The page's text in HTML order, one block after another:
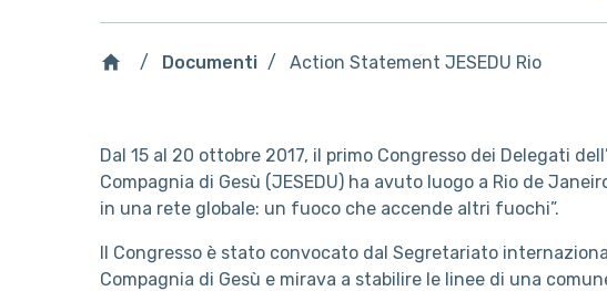
Documenti Action Statement JESEDU Rio
Dal 15 al 20 ottobre 2017, il primo Congresso dei Delegati
Compagnia di Gesù (JESEDU) ha avuto luogo a Rio de
in una rete globale: un fuoco che accende altri fuochi”.
Il Congresso è stato convocato dal Segretariato
Compagnia di Gesù e mirava a stabilire le linee di una